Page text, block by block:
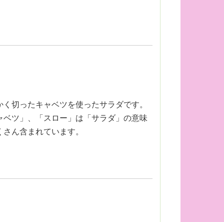
切ったキャベツを使ったサラダです。
ツ」、「スロー」は「サラダ」の意味
ん含まれています。